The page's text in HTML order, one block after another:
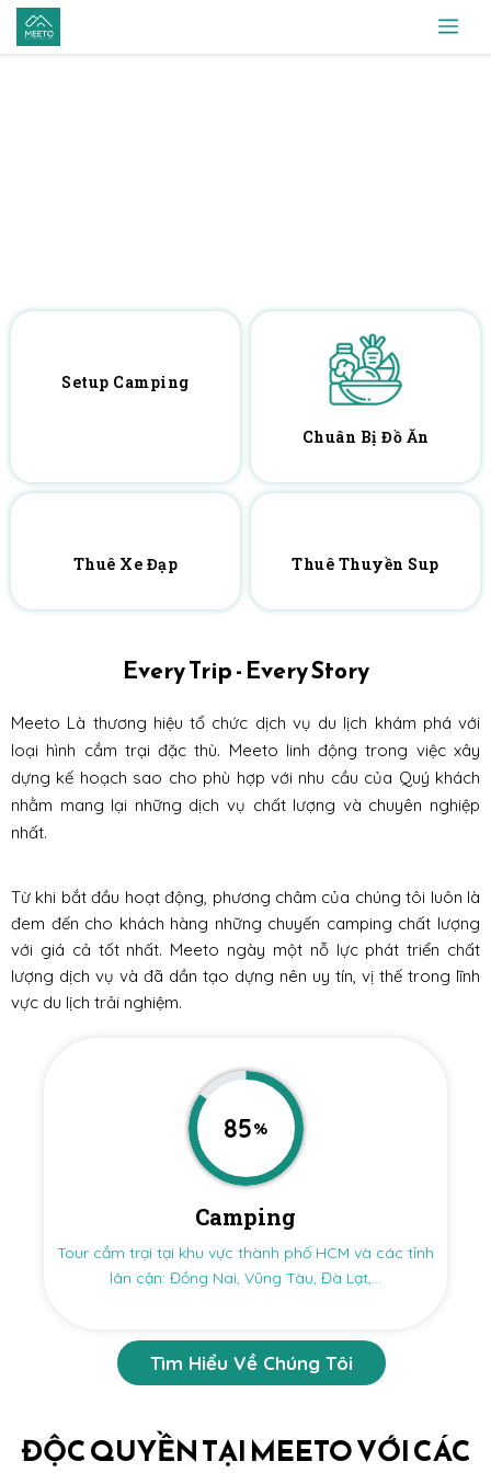
Setup Camping
Chuân Bị Đồ Ăn
Thuê Xe Đạp Thuê Thuyền Sup
Every Trip - Every Story
Meeto Là thương hiệu tổ chức dịch vụ du lịch khám phá với
loại hình cắm trại đặc thù. Meeto linh động trong việc xây
dựng kế hoạch sao cho phù hợp với nhu cầu của Quý khách
nhằm mang lại những dịch vụ chất lượng và chuyên nghiệp
nhất.
Từ khi bắt đầu hoạt động, phương châm của chúng tôi luôn là
đem đến cho khách hàng những chuyến camping chất lượng
với giá cả tốt nhất. Meeto ngày một nỗ lực phát triển chất
lượng dịch vụ và đã dần tạo dựng nên uy tín, vị thế trong lĩnh
vực du lịch trải nghiệm.
85%
Camping
Tour cắm trại tại khu vực thành phố HCM và các tỉnh
lân cận: Đồng Nai, Vũng Tàu, Đà Lạt,...
Tìm Hiểu Về Chúng Tôi
ĐỘC QUYỀN TẠI MEETO VỚI CÁC